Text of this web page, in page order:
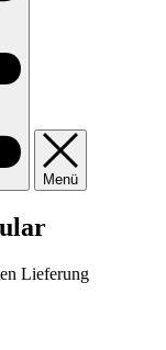
Menü
Lieferung